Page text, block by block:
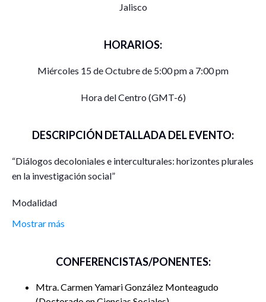
Jalisco
HORARIOS:
Miércoles 15 de Octubre de 5:00 pm a 7:00 pm
Hora del Centro (GMT-6)
DESCRIPCIÓN DETALLADA DEL EVENTO:
“Diálogos decoloniales e interculturales: horizontes plurales
en la investigación social”
Modalidad
Conversatorio en línea
Participantes
Carmen Yamari González Monteagudo ,
estudiante del Doctorado en Ciencias Sociales
Mostrar más
CONFERENCISTAS/PONENTES:
Mtra. Carmen Yamari González Monteagudo